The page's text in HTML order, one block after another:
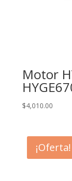
Motor
$4,010.00
¡Oferta!